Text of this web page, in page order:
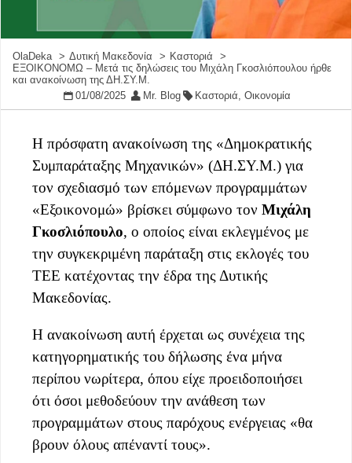
OlaDeka Δυτική Μακεδονία
Καστοριά
ΕΞΟΙΚΟΝΟΜΩ – Μετά τις δηλώσεις του Μιχάλη Γκοσλιόπουλου ήρθε
και ανακοίνωση της ΔΗ.ΣΥ.Μ.
01/08/2025
Mr. Blog Καστοριά, Οικονομία
Η πρόσφατη ανακοίνωση της «Δημοκρατικής
Συμπαράταξης Μηχανικών» (ΔΗ.ΣΥ.Μ.) για
τον σχεδιασμό των επόμενων προγραμμάτων
«Εξοικονομώ» βρίσκει σύμφωνο τον Μιχάλη
Γκοσλιόπουλο, ο οποίος είναι εκλεγμένος με
την συγκεκριμένη παράταξη στις εκλογές του
ΤΕΕ κατέχοντας την έδρα της Δυτικής
Μακεδονίας.
Η ανακοίνωση αυτή έρχεται ως συνέχεια της
κατηγορηματικής του δήλωσης ένα μήνα
περίπου νωρίτερα, όπου είχε προειδοποιήσει
ότι όσοι μεθοδεύουν την ανάθεση των
προγραμμάτων στους παρόχους ενέργειας «θα
βρουν όλους απέναντί τους».